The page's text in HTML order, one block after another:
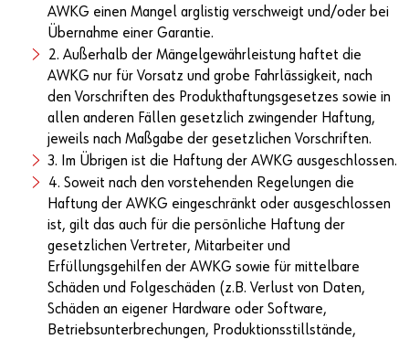
AWKG einen Mangel arglistig verschweigt und/oder bei
Übernahme einer Garantie.
2. Außerhalb der Mängelgewährleistung haftet die
AWKG nur für Vorsatz und grobe Fahrlässigkeit, nach
den Vorschriften des Produkthaftungsgesetzes sowie in
allen anderen Fällen gesetzlich zwingender Haftung,
jeweils nach Maßgabe der gesetzlichen Vorschriften.
3. Im Übrigen ist die Haftung der AWKG ausgeschlossen.
4. Soweit nach den vorstehenden Regelungen die
Haftung der AWKG eingeschränkt oder ausgeschlossen
ist, gilt das auch für die persönliche Haftung der
gesetzlichen Vertreter, Mitarbeiter und
Erfüllungsgehilfen der AWKG sowie für mittelbare
Schäden und Folgeschäden (z.B. Verlust von Daten,
Schäden an eigener Hardware oder Software,
Betriebsunterbrechungen, Produktionsstillstände,